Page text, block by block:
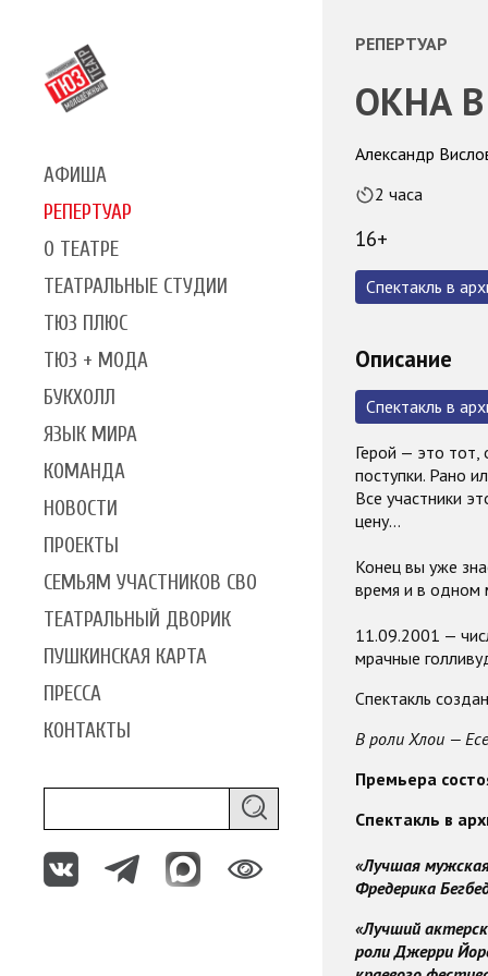
АФИША
РЕПЕРТУАР
О ТЕАТРЕ
ТЕАТРАЛЬНЫЕ СТУДИИ
ТЮЗ ПЛЮС
ТЮЗ + МОДА
БУКХОЛЛ
ЯЗЫК МИРА
КОМАНДА
НОВОСТИ
ПРОЕКТЫ
СЕМЬЯМ УЧАСТНИКОВ СВО
ТЕАТРАЛЬНЫЙ ДВОРИК
ПУШКИНСКАЯ КАРТА
ПРЕССА
КОНТАКТЫ
РЕПЕРТУАР
ОКНА
Александр
2 часа
16+
Спектакль в
Описание
Спектакль в
Герой — это тот,
поступки. Рано
Все участники
цену…
Конец вы уже
время и в одном
11.09.2001 —
мрачные
Спектакль
В роли Хлои —
Премьера
Спектакль в
«Лучшая
Фредерика
«Лучший
роли Джерри